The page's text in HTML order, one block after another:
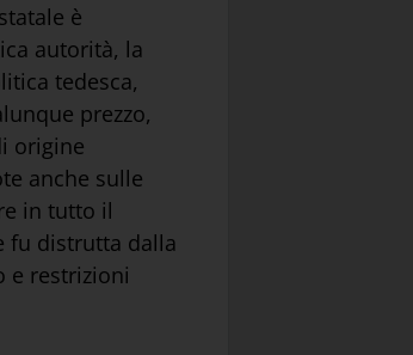
è
autorità, la
tedesca,
prezzo,
origine
anche sulle
in tutto il
fu distrutta dalla
e restrizioni